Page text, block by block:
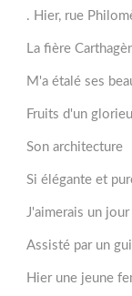
. Hier, rue
La fière
M'a étalé ses
Fruits d'un
Son architecture
Si élégante et
J'aimerais un
Assisté par un
Hier une jeune